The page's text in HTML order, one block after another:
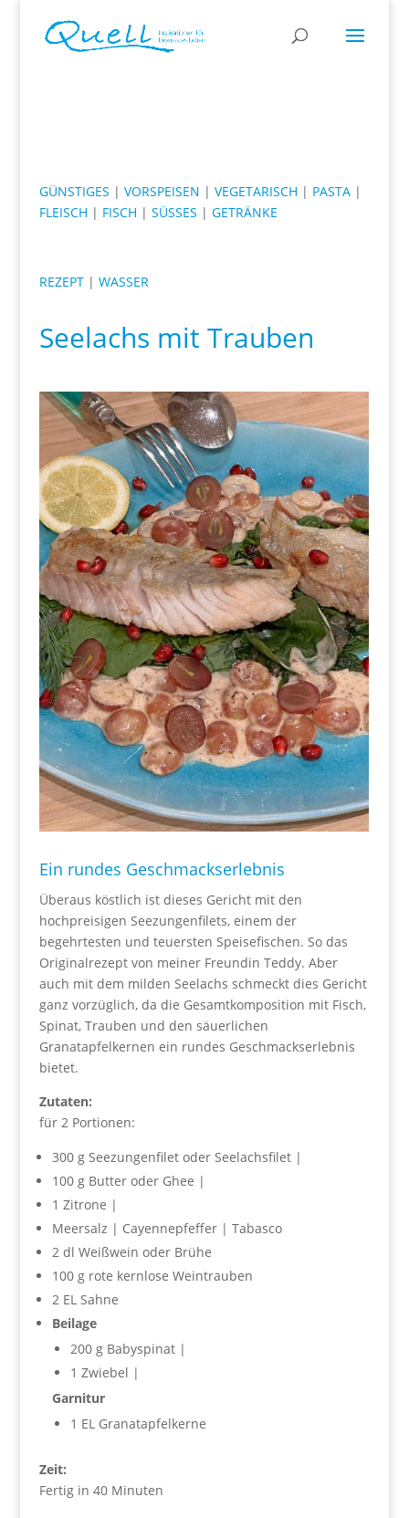
GÜNSTIGES | VORSPEISEN | VEGETARISCH | PASTA|
FLEISCH | FISCH | SÜSSES | GETRÄNKE
REZEPT| WASSER
Seelachs mit Trauben
Ein rundes Geschmackserlebnis
Überaus köstlich ist dieses Gericht mit den
hochpreisigen Seezungenfilets, einem der
begehrtesten und teuersten Speisefischen. So das
Originalrezept von meiner Freundin Teddy. Aber
auch mit dem milden Seelachs schmeckt dies Gericht
ganz vorzüglich, da die Gesamtkomposition mit Fisch,
Spinat, Trauben und den säuerlichen
Granatapfelkernen ein rundes Geschmackserlebnis
bietet.
Zutaten:
für 2 Portionen:
300 g Seezungenfilet oder Seelachsfilet |
100 g Butter oder Ghee |
1 Zitrone |
Meersalz | Cayennepfeffer | Tabasco
2 dl Weißwein oder Brühe
100 g rote kernlose Weintrauben
2 EL Sahne
Beilage
200 g Babyspinat |
1 Zwiebel |
Garnitur
1 EL Granatapfelkerne
Zeit:
Fertig in 40 Minuten